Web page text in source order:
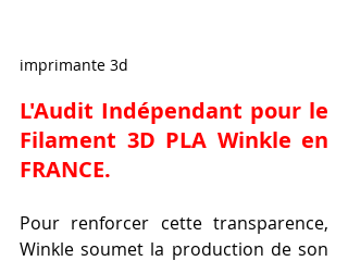
imprimante 3d
Filament 3D PLA Winkle en
FRANCE.
Pour renforcer cette transparence,